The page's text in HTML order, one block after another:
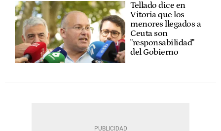
Tellado dice en
Vitoria que los
menores llegados a
Ceuta son
"responsabilidad"
del Gobierno